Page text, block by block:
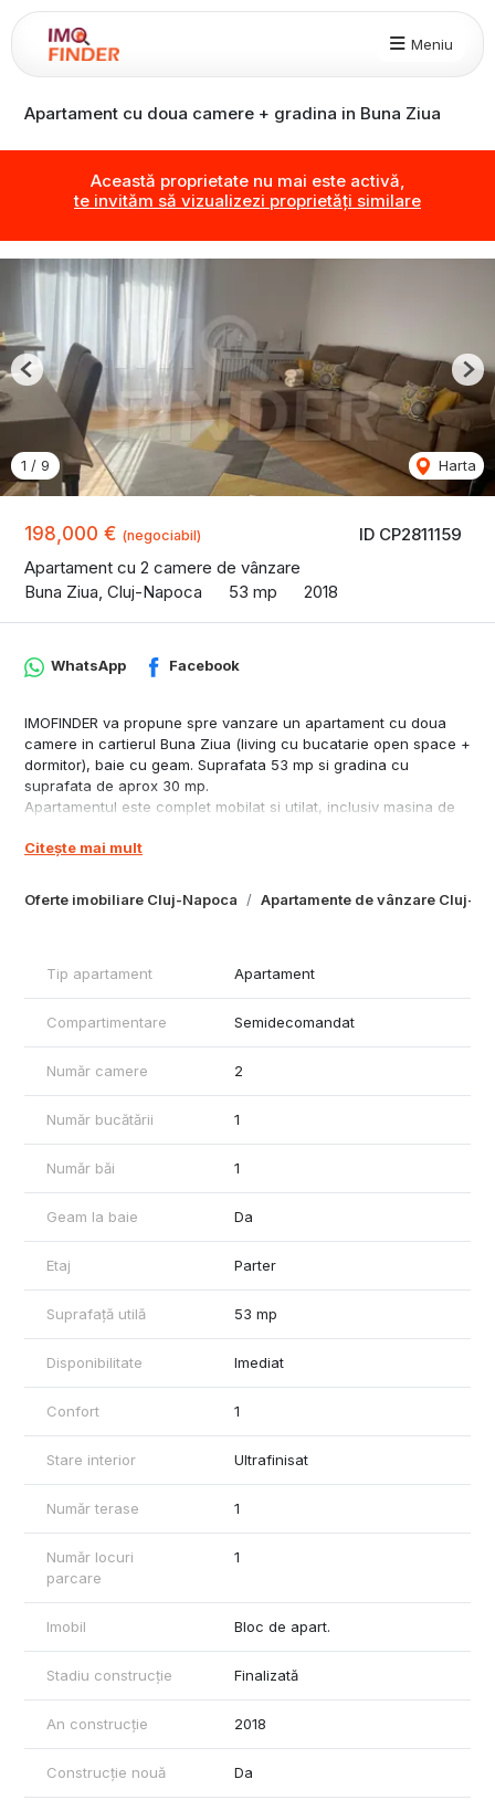
Meniu
Apartament cu doua camere + gradina in Buna Ziua
Această proprietate nu mai este activă,
te invităm să vizualizezi proprietăți similare
ID CP2811159
198,000 € (negociabil)
Apartament cu 2 camere de vânzare
Buna Ziua, Cluj-Napoca
53 mp 2018
1 / 9 Harta
Previous
Oferte imobiliare Cluj-Napoca Apartamente de vânzare Cluj-
WhatsApp Facebook
IMOFINDER va propune spre vanzare un apartament cu doua
camere in cartierul Buna Ziua (living cu bucatarie open space +
dormitor), baie cu geam. Suprafata 53 mp si gradina cu
suprafata de aprox 30 mp.
Apartamentul este complet mobilat si utilat, inclusiv masina de
apartament a fost recent renovat. Canapeaua din living este
Gradina este amenajata cu pergola si mobilier de gradina.
Este situat la parterul unui bloc cu doua etaje si 6 unitati
Imobilul este amplasat pe o strada privata, inchisa circulatiei si
dispune de spatiu verde cu gazon. Statie de autobuz la capatul
strazii.
Citește mai mult
Tip apartament Apartament
Compartimentare Semidecomandat
Număr camere 2
Număr bucătării 1
Număr băi 1
Geam la baie Da
Etaj Parter
Suprafață utilă 53 mp
Disponibilitate Imediat
Confort 1
Stare interior Ultrafinisat
Număr terase 1
Număr locuri
parcare
1
Imobil Bloc de apart.
Stadiu construcție Finalizată
An construcție 2018
Construcție nouă Da